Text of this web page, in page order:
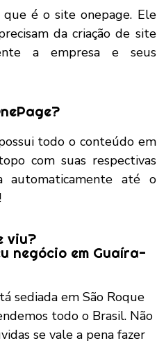
é o site onepage. Ele
da criação de site
a empresa e seus
todo o conteúdo em
com suas respectivas
até o
viu?
negócio em Guaíra-
sediada em São Roque
todo o Brasil. Não
se vale a pena fazer